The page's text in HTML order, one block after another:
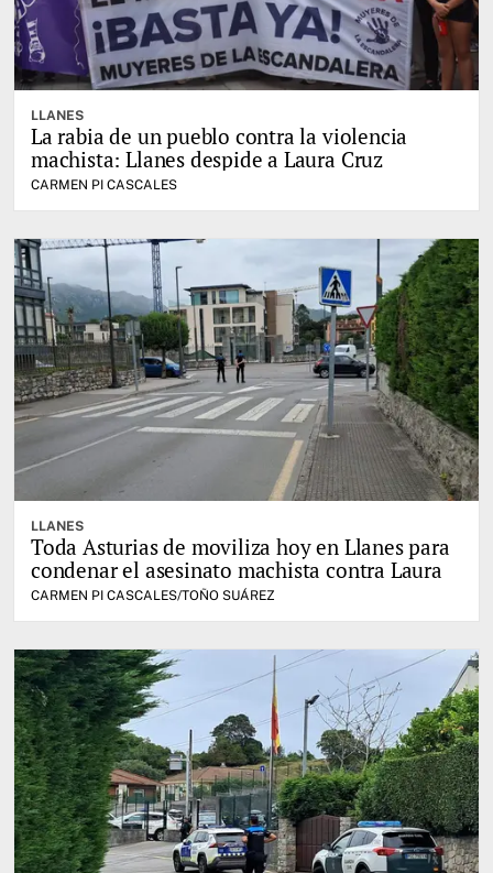
LLANES
La rabia de un pueblo contra la violencia
machista: Llanes despide a Laura Cruz
CARMEN PI CASCALES
LLANES
Toda Asturias de moviliza hoy en Llanes para
condenar el asesinato machista contra Laura
CARMEN PI CASCALES/TOÑO SUÁREZ